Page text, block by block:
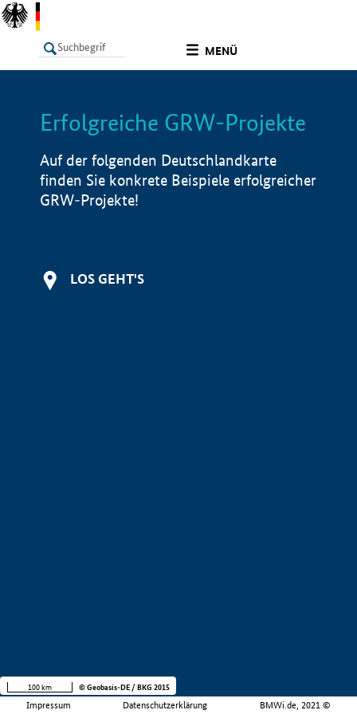
MENÜ
LISTE Info
Erfolgreiche GRW-Projekte
Auf der folgenden Deutschlandkarte
finden Sie konkrete Beispiele erfolgreicher
GRW-Projekte!
LOS GEHT'S
Impressum Datenschutzerklärung BMWi.de, 2021 ©
100 km © Geobasis-DE / BKG 2015